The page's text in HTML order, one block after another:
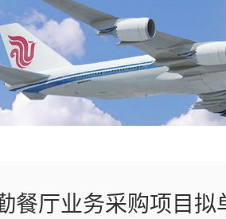
餐厅业务采购项目拟